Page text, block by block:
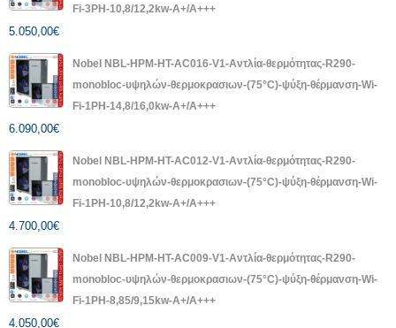
Fi-3PH-10,8/12,2kw-A+/A+++
5.050,00€
Nobel NBL-HPM-HT-AC016-V1-Αντλία-θερμότητας-R290-
monobloc-υψηλών-θερμοκρασιων-(75°C)-ψύξη-θέρμανση-Wi-
Fi-1PH-14,8/16,0kw-A+/A+++
6.090,00€
Nobel NBL-HPM-HT-AC012-V1-Αντλία-θερμότητας-R290-
monobloc-υψηλών-θερμοκρασιων-(75°C)-ψύξη-θέρμανση-Wi-
Fi-1PH-10,8/12,2kw-A+/A+++
4.700,00€
Nobel NBL-HPM-HT-AC009-V1-Αντλία-θερμότητας-R290-
monobloc-υψηλών-θερμοκρασιων-(75°C)-ψύξη-θέρμανση-Wi-
Fi-1PH-8,85/9,15kw-A+/A+++
4.050,00€